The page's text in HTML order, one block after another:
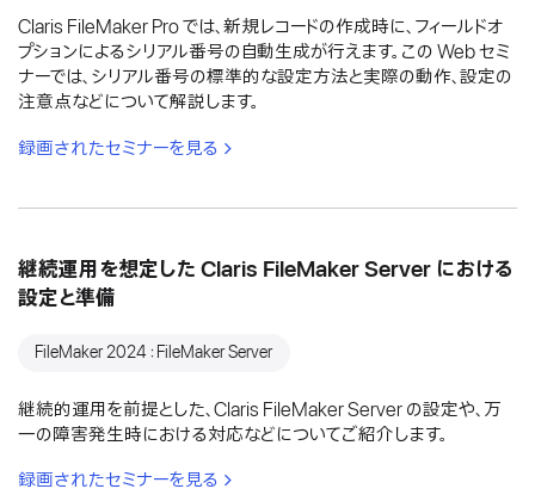
Claris FileMaker Pro では、新規レコードの作成時に、フィールドオ
プションによるシリアル番号の自動生成が行えます。この Web セミ
ナーでは、シリアル番号の標準的な設定方法と実際の動作、設定の
注意点などについて解説します。
録画されたセミナーを見る
継続運用を想定した Claris FileMaker Server における
設定と準備
FileMaker 2024：FileMaker Server
継続的運用を前提とした、Claris FileMaker Server の設定や、万
一の障害発生時における対応などについてご紹介します。
録画されたセミナーを見る